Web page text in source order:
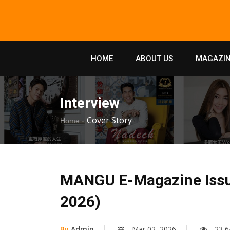
HOME ABOUT US
Interview
Home - Cover Story
MANGU E-Magazine
2026)